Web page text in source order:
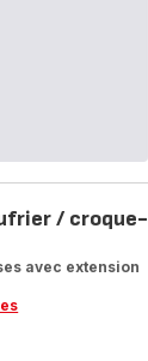
/ croque-
avec extension